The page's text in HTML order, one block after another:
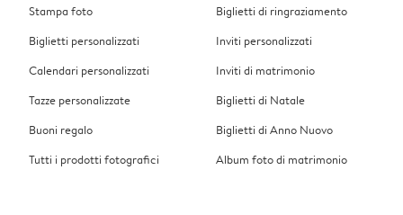
Stampa foto
Biglietti personalizzati
Calendari personalizzati
Tazze personalizzate
Buoni regalo
Tutti i prodotti fotografici
Biglietti di ringraziamento
Inviti personalizzati
Inviti di matrimonio
Biglietti di Natale
Biglietti di Anno Nuovo
Album foto di matrimonio